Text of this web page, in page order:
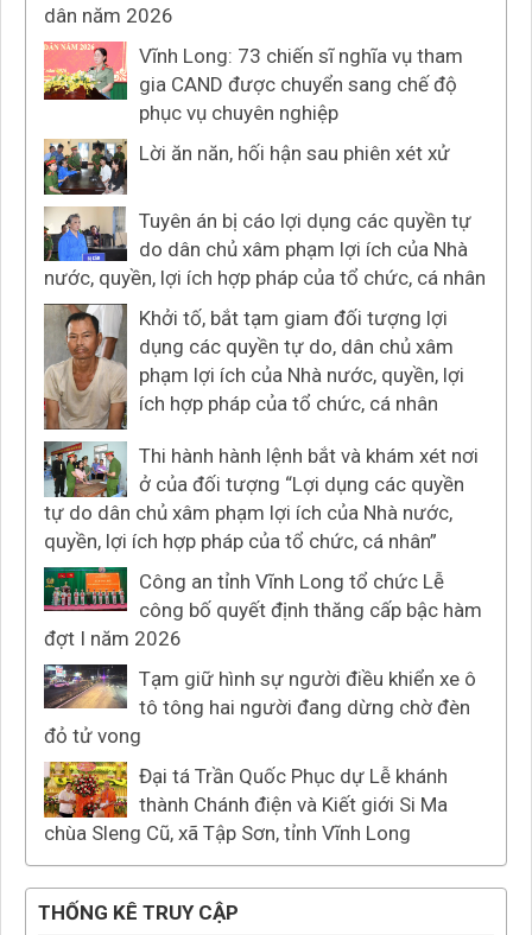
dân năm 2026
Vĩnh Long: 73 chiến sĩ nghĩa vụ tham
gia CAND được chuyển sang chế độ
phục vụ chuyên nghiệp
Lời ăn năn, hối hận sau phiên xét xử
Tuyên án bị cáo lợi dụng các quyền tự
do dân chủ xâm phạm lợi ích của Nhà
nước, quyền, lợi ích hợp pháp của tổ chức, cá nhân
Khởi tố, bắt tạm giam đối tượng lợi
dụng các quyền tự do, dân chủ xâm
phạm lợi ích của Nhà nước, quyền, lợi
ích hợp pháp của tổ chức, cá nhân
Thi hành hành lệnh bắt và khám xét nơi
ở của đối tượng “Lợi dụng các quyền
tự do dân chủ xâm phạm lợi ích của Nhà nước,
quyền, lợi ích hợp pháp của tổ chức, cá nhân”
Công an tỉnh Vĩnh Long tổ chức Lễ
công bố quyết định thăng cấp bậc hàm
đợt I năm 2026
Tạm giữ hình sự người điều khiển xe ô
tô tông hai người đang dừng chờ đèn
đỏ tử vong
Đại tá Trần Quốc Phục dự Lễ khánh
thành Chánh điện và Kiết giới Si Ma
chùa Sleng Cũ, xã Tập Sơn, tỉnh Vĩnh Long
THỐNG KÊ TRUY CẬP